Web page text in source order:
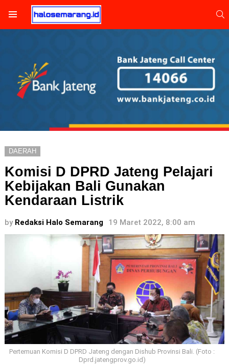
DAERAH
Komisi D DPRD Jateng Pelajari
Kebijakan Bali Gunakan
Kendaraan Listrik
by Redaksi Halo Semarang 19 Maret 2022, 8:00 am
Pertemuan Komisi D DPRD Jateng dengan Dishub Provinsi Bali. (Foto :
Dprd.jatengprov.go.id)